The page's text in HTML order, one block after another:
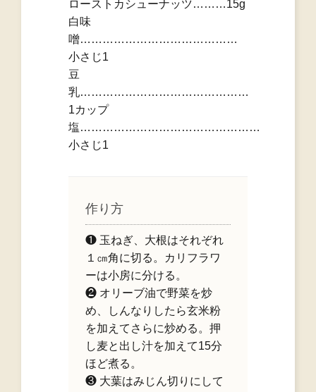
ローストカシューナッツ………15g
白味
噌……………………………………
小さじ1
豆
乳………………………………………
1カップ
塩…………………………………………
小さじ1
作り方
❶ 玉ねぎ、大根はそれぞれ
１㎝角に切る。カリフラワ
ーは小房に分ける。
❷ オリーブ油で野菜を炒
め、しんなりしたら玄米粉
を加えてさらに炒める。押
し麦と出し汁を加えて15分
ほど煮る。
❸ 大葉はみじん切りにして